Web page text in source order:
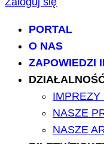
PORTAL
O NAS
ZAPOWIEDZI
IMPREZY
NASZE
NASZE